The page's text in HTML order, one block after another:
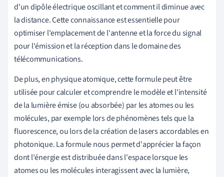
d'un dipôle électrique oscillant et comment il diminue avec
la distance. Cette connaissance est essentielle pour
optimiser l'emplacement de l'antenne et la force du signal
pour l'émission et la réception dans le domaine des
télécommunications.
De plus, en physique atomique, cette formule peut être
utilisée pour calculer et comprendre le modèle et l'intensité
de la lumière émise (ou absorbée) par les atomes ou les
molécules, par exemple lors de phénomènes tels que la
fluorescence, ou lors de la création de lasers accordables en
photonique. La formule nous permet d'apprécier la façon
dont l'énergie est distribuée dans l'espace lorsque les
atomes ou les molécules interagissent avec la lumière,